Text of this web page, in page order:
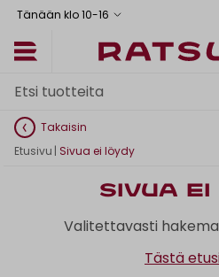
Tänään klo 10-16
Takaisin
Etusivu | Sivua ei löydy
Sivua ei
Valitettavasti
Tästä